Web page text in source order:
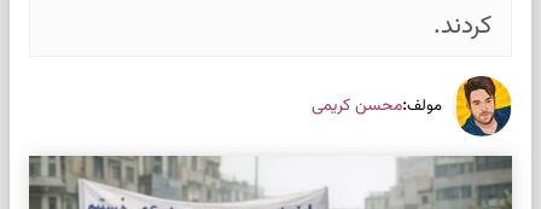
کردند.
مولف:محسن کریمی